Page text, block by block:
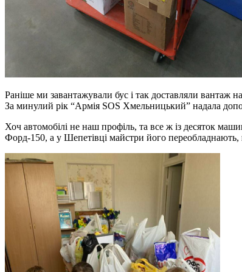
Раніше ми завантажували бус і так доставляли вантаж
За минулий рік “Армія SOS Хмельницький” надала
Хоч автомобілі не наш профіль, та все ж із десяток
Форд-150, а у Шепетівці майстри його